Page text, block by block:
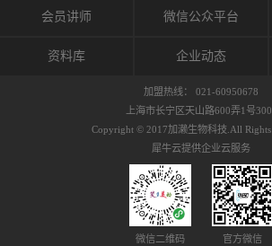
括：1）面料的伸展率
能会给皮肤带来过度
因子级联；细胞因子
者甚至提供不需要的
自然愈合能力不仅不
恶化的环境。Kinesio
决这些问题。
疗法）的概念是空（
（抑制热的上升），
作出来。 特别地，
Tappling®（Kinesio医
长时间给予适...
内流通，有助于细胞
周围进行轻柔的刺激
到辅助修复损伤组织
膜，韧带和关节周围
体力学理论加濑博士-
人流体力学理论是以
的纤细筋膜的性质为
会员讲师 微信公众平台
资料库 企业动态
加盟热线： 021-60950678
上海市长宁区天山路600弄1号
Copyright © 2017加濑生物科技.All Rights
犀牛云提供企业云服务
微信二维码 官方微信